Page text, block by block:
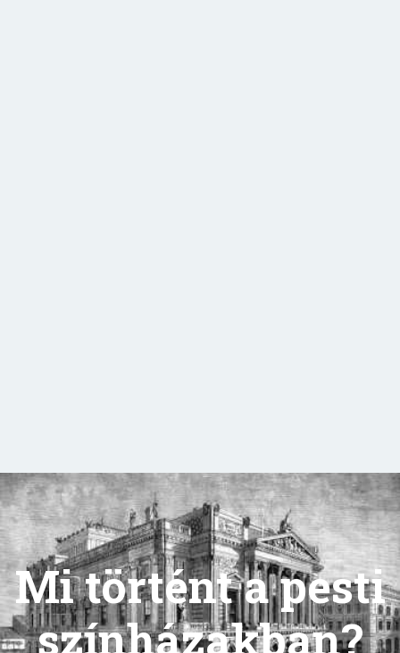
Mi történt a pesti
színházakban?